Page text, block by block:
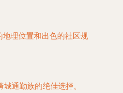
理位置和出色的社区规
通勤族的绝佳选择。